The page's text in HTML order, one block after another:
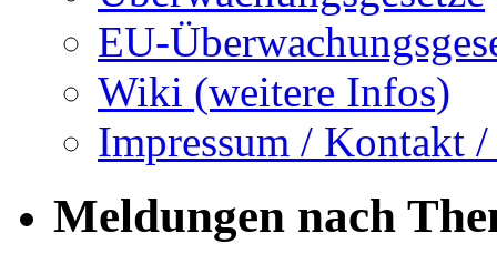
EU-
Wiki (weitere Infos)
Impressum / Kontakt
Meldungen nach